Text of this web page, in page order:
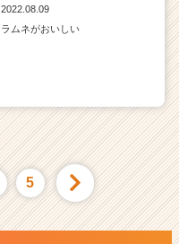
2022.08.09
ラムネがおいしい
5